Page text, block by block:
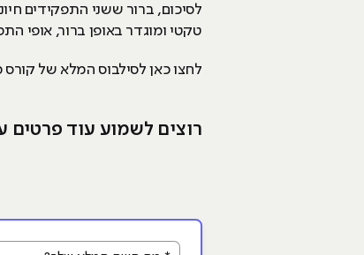
לסיכום, ברור ששני התפקידים
טקטי ומוגדר באופן ברור, אופי
לחצו כאן לסילבוס המלא של קורס
רוצים לשמוע עוד פרטים
* מה השם המלא שלך?